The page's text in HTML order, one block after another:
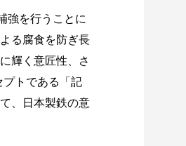
強を行うことに
る腐食を防ぎ長
輝く意匠性、さ
トである「記
、日本製鉄の意